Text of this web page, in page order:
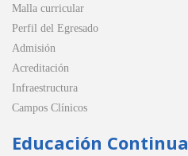
Malla curricular
Perfil del Egresado
Admisión
Acreditación
Infraestructura
Campos Clínicos
Educación Continua